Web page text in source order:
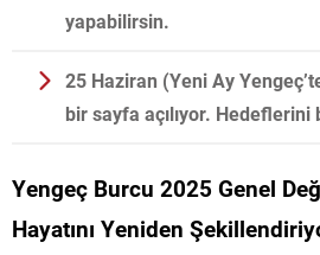
yapabilirsin.
25 Haziran (Yeni Ay
bir sayfa açılıyor.
Yengeç Burcu 2025 Genel
Hayatını Yeniden